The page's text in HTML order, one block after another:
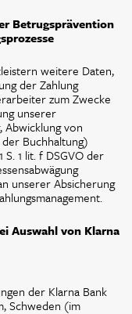
Betrugsprävention
weitere Daten,
der Zahlung
zum Zwecke
unserer
Abwicklung von
Buchhaltung)
1 lit. f DSGVO der
unserer Absicherung
Auswahl von Klarna
der Klarna Bank
Schweden (im